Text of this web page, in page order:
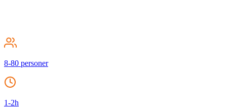
8-80 personer
1-2h